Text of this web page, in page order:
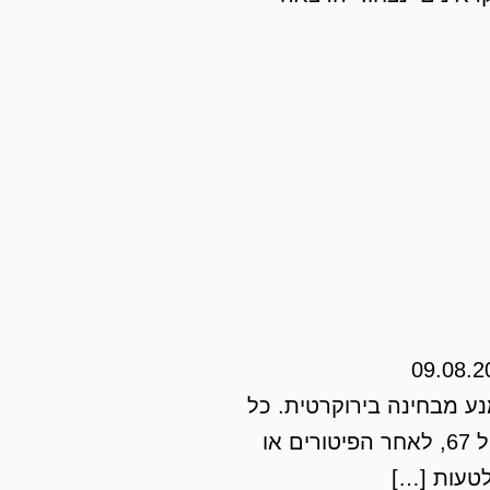
בלתי נמנע מבחינה בירוקרטית. כל
עוד יש עבודה, משכורת וקצב חיים רגיל, נראה שאפשר לטפל בקרנות הפנסיה מאוחר יותר: קרוב לגיל 67, לאחר הפיטורים או
לטעות […]